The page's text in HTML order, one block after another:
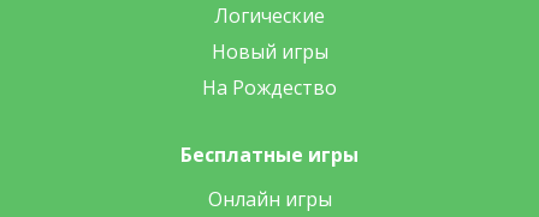
Логические
Новый игры
На Рождество
Бесплатные игры
Онлайн игры